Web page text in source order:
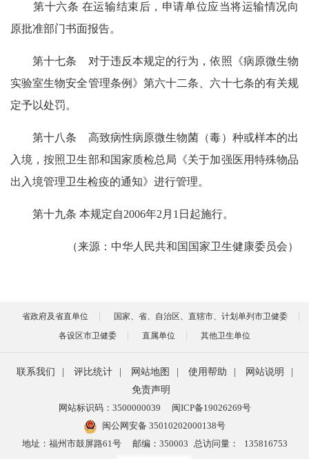
第十六条 在运输结束后，申请单位应当将运输情况向
原批准部门书面报告。
第十七条 对于违反本规定的行为，依照《病原微生物
实验室生物安全管理条例》第六十二条、六十七条的有关规
定予以处罚。
第十八条 高致病性病原微生物菌（毒）种或样本的出
入境，按照卫生部和国家质检总局《关于加强医用特殊物品
出入境管理卫生检疫的通知》进行管理。
第十九条 本规定自2006年2月1日起施行。
（来源：中华人民共和国国家卫生健康委员会）
省政府及省直单位
国家、省、自治区、直辖市、计划单列市卫健委
各设区市卫健委
直属单位 其他卫生单位
联系我们 评比统计 网站地图 使用帮助 网站说明
免责声明
网站标识码：3500000039
闽ICP备19026269号
闽公网安备 35010202000138号
地址：福州市鼓屏路61号
邮编：350003 总访问量： 135816753